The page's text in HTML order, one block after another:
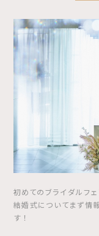
初めてのブライダルフ
結婚式についてまず情
す！